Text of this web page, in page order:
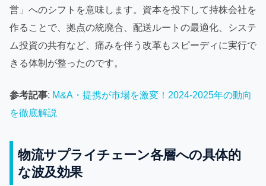
営」へのシフトを意味します。資本を投下して持株会社を
作ることで、拠点の統廃合、配送ルートの最適化、システ
ム投資の共有など、痛みを伴う改革もスピーディに実行で
きる体制が整ったのです。
参考記事: M&A・提携が市場を激変！2024-2025年の動向
を徹底解説
物流サプライチェーン各層への具体的
な波及効果